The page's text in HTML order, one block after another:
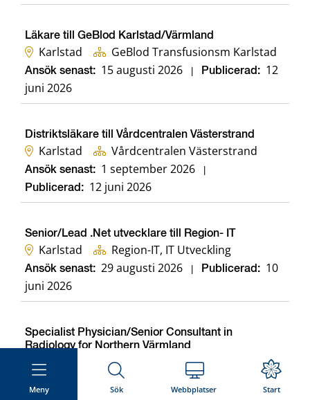
Meny Sök Webbplatser Start
Läkare till GeBlod Karlstad/Värmland
Karlstad GeBlod Transfusionsm Karlstad
Ansök senast: 15 augusti 2026 Publicerad: 12
juni 2026
Distriktsläkare till Vårdcentralen Västerstrand
Karlstad Vårdcentralen Västerstrand
Ansök senast: 1 september 2026
Publicerad: 12 juni 2026
Senior/Lead .Net utvecklare till Region- IT
Karlstad Region-IT, IT Utveckling
Ansök senast: 29 augusti 2026 Publicerad: 10
juni 2026
Specialist Physician/Senior Consultant in
Radiology for Northern Värmland
Torsby Torsby hospital
31 augusti 2026 |
8